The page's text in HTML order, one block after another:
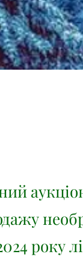
року